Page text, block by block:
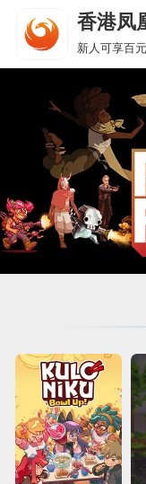
香港凤
新人可享百